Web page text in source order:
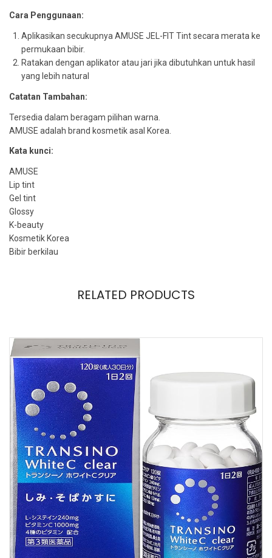
Cara Penggunaan:
Aplikasikan secukupnya AMUSE JEL-FIT Tint secara merata ke
permukaan bibir.
Ratakan dengan aplikator atau jari jika dibutuhkan untuk hasil
yang lebih natural
Catatan Tambahan:
Tersedia dalam beragam pilihan warna.
AMUSE adalah brand kosmetik asal Korea.
Kata kunci:
AMUSE
Lip tint
Gel tint
Glossy
K-beauty
Kosmetik Korea
Bibir berkilau
RELATED PRODUCTS